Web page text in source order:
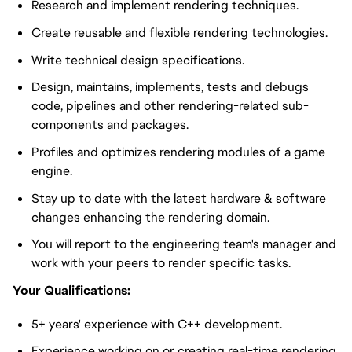
Research and implement rendering techniques.
Create reusable and flexible rendering technologies.
Write technical design specifications.
Design, maintains, implements, tests and debugs
code, pipelines and other rendering-related sub-
components and packages.
Profiles and optimizes rendering modules of a game
engine.
Stay up to date with the latest hardware & software
changes enhancing the rendering domain.
You will report to the engineering team's manager and
work with your peers to render specific tasks.
Your Qualifications:
5+ years' experience with C++ development.